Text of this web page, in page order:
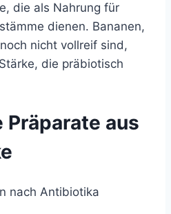
die als Nahrung für
dienen. Bananen,
nicht vollreif sind,
die präbiotisch
aus